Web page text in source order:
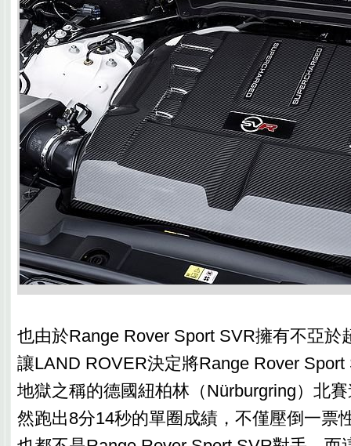
也由於Range Rover Sport SVR擁有不亞於
讓LAND ROVER決定將Range Rover
地獄之稱的德國紐柏林（Nürburgring）北
然跑出8分14秒的單圈成績，不僅壓倒一票